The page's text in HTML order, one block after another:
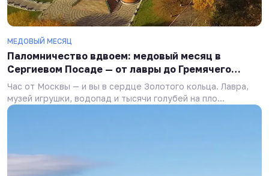
МЕДОВЫЙ МЕСЯЦ
Паломничество вдвоем: медовый месяц в
Сергиевом Посаде — от лавры до Гремячего
ключа
Час от Москвы — и вы в сердце Золотого кольца. Лавра,
музей игрушки, водопад и тысячи голубей на пло...